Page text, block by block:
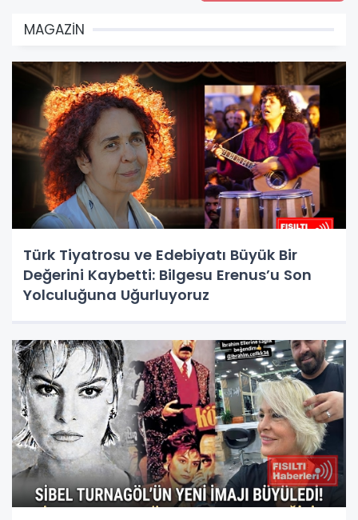
MAGAZİN
Türk Tiyatrosu ve Edebiyatı Büyük Bir
Değerini Kaybetti: Bilgesu Erenus’u Son
Yolculuğuna Uğurluyoruz